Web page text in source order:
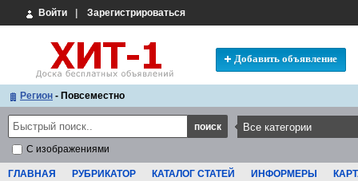
Войти Зарегистрироваться
Добавить объявление
Регион - Повсеместно
С изображениями
ГЛАВНАЯ РУБРИКАТОР КАТАЛОГ СТАТЕЙ ИНФОРМЕРЫ